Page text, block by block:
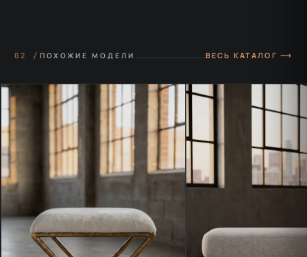
02 / ПОХОЖИЕ МОДЕЛИ ВЕСЬ КАТАЛОГ ⟶